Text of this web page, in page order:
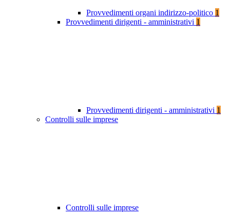
Provvedimenti organi indirizzo-politico 1
Provvedimenti dirigenti - amministrativi 1
Provvedimenti dirigenti - amministrativi 1
Controlli sulle imprese
Controlli sulle imprese